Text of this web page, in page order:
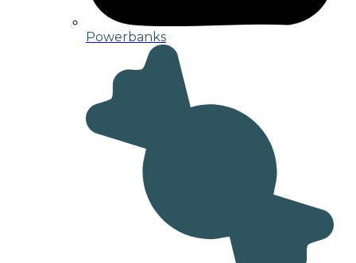
Powerbanks